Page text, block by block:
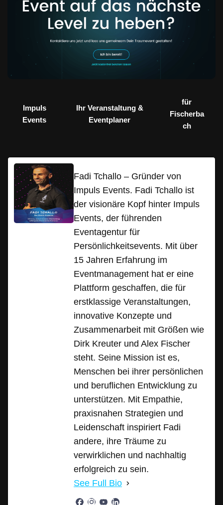
Impuls
Events
Ihr Veranstaltung &
Eventplaner
für
Fischerba
ch
Fadi Tchallo – Gründer von
Impuls Events. Fadi Tchallo ist
der visionäre Kopf hinter Impuls
Events, der führenden
Eventagentur für
Persönlichkeitsevents. Mit über
15 Jahren Erfahrung im
Eventmanagement hat er eine
Plattform geschaffen, die für
erstklassige Veranstaltungen,
innovative Konzepte und
Zusammenarbeit mit Größen wie
Dirk Kreuter und Alex Fischer
steht. Seine Mission ist es,
Menschen bei ihrer persönlichen
und beruflichen Entwicklung zu
unterstützen. Mit Empathie,
praxisnahen Strategien und
Leidenschaft inspiriert Fadi
andere, ihre Träume zu
verwirklichen und nachhaltig
erfolgreich zu sein.
See Full Bio